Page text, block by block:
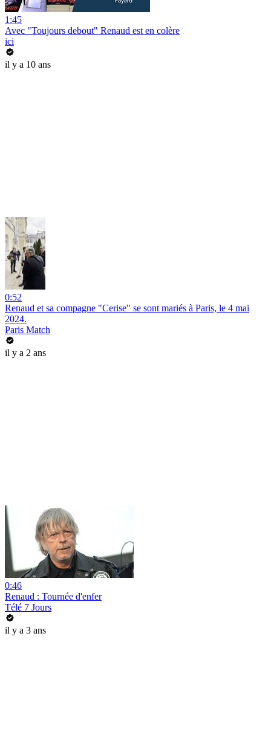
1:45
Avec "Toujours debout" Renaud est en colère
ici
il y a 10 ans
0:52
Renaud et sa compagne "Cerise" se sont mariés à Paris, le 4 mai
2024.
Paris Match
il y a 2 ans
0:46
Renaud : Tournée d'enfer
Télé 7 Jours
il y a 3 ans